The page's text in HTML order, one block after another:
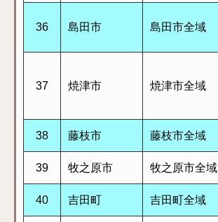
36 島田市 島田市全域
37 焼津市 焼津市全域
38 藤枝市 藤枝市全域
39 牧之原市 牧之原市全域
40 吉田町 吉田町全域